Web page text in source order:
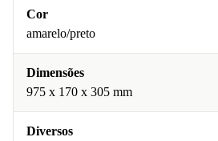
Cor
amarelo/preto
Dimensões
975 x 170 x 305 mm
Diversos